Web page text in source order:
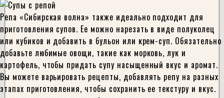
Репа «Сибирская волна» также идеально подходит для
приготовления супов. Ее можно нарезать в виде полуколец
или кубиков и добавить в бульон или крем-суп. Обязательно
добавьте любимые овощи, такие как морковь, лук и
картофель, чтобы придать супу насыщенный вкус и аромат.
Вы можете варьировать рецепты, добавлять репу на разных
этапах приготовления, чтобы сохранить ее текстуру и вкус.